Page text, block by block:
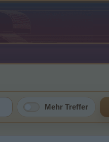
Mehr Treffer